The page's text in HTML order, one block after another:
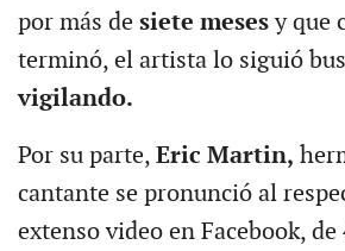
por más de siete mesesy que
terminó, el artista lo siguió
vigilando.
Por su parte, Eric Martin,
cantante se pronunció al
extenso video en Facebook,